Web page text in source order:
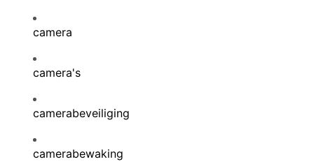
camera
camera's
camerabeveiliging
camerabewaking